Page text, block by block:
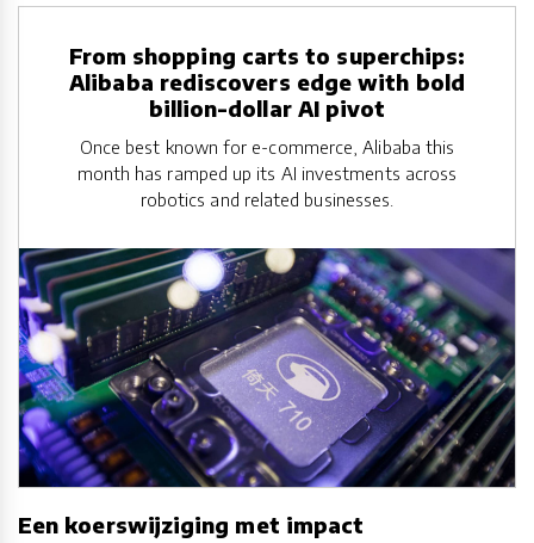
From shopping carts to superchips:
Alibaba rediscovers edge with bold
billion-dollar AI pivot
Once best known for e-commerce, Alibaba this
month has ramped up its AI investments across
robotics and related businesses.
Een koerswijziging met impact